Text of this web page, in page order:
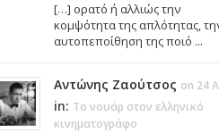
[…] ορατό ή αλλιώς την
κομψότητα της απλότητας,
αυτοπεποίθηση της ποιό ...
Αντώνης Ζαούτσος on 24
in: Το νουάρ στον ελληνικό
κινηματογράφο